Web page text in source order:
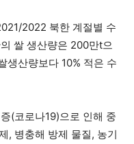
2022 북한 계절별 수
쌀 생산량은 200만t으
생산량보다 10% 적은 수
(코로나19)으로 인해 중
, 병충해 방제 물질, 농기